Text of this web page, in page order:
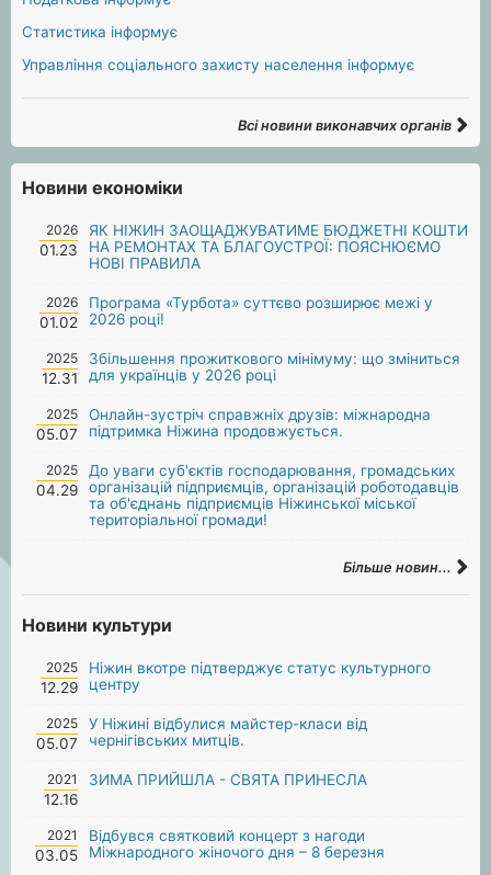
Статистика інформує
Управління соціального захисту населення інформує
Всі новини виконавчих органів
Новини економіки
2026
01.23
ЯК НІЖИН ЗАОЩАДЖУВАТИМЕ БЮДЖЕТНІ КОШТИ
НА РЕМОНТАХ ТА БЛАГОУСТРОЇ: ПОЯСНЮЄМО
НОВІ ПРАВИЛА
2026
01.02
Програма «Турбота» суттєво розширює межі у
2026 році!
2025
12.31
Збільшення прожиткового мінімуму: що зміниться
для українців у 2026 році
2025
05.07
Онлайн-зустріч справжніх друзів: міжнародна
підтримка Ніжина продовжується.
2025
04.29
До уваги суб'єктів господарювання, громадських
організацій підприємців, організацій роботодавців
та об'єднань підприємців Ніжинської міської
територіальної громади!
Більше новин...
Новини культури
2025
12.29
Ніжин вкотре підтверджує статус культурного
центру
2025
05.07
У Ніжині відбулися майстер-класи від
чернігівських митців.
2021
12.16
ЗИМА ПРИЙШЛА - СВЯТА ПРИНЕСЛА
2021
03.05
Відбувся святковий концерт з нагоди
Міжнародного жіночого дня – 8 березня